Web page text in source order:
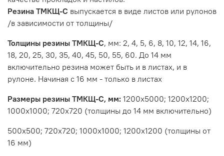
Резина ТМКЩ-С выпускается в виде листов или рулонов
/в зависимости от толщины/
Толщины резины ТМКЩ-С, мм: 2, 4, 5, 6, 8, 10, 12, 14, 16,
18, 20, 25, 30, 35, 40, 45, 50, 55, 60. До 14 мм
включительно резина может быть и в листах, и в
рулоне. Начиная с 16 мм - только в листах
Размеры резины ТМКЩ-С, мм: 1200х5000; 1200х1200;
1000х1000; 720х720 (толщины до 14 мм включительно)
500х500; 720х720; 1000х1000; 1200х1200 (толщины от
16 мм)